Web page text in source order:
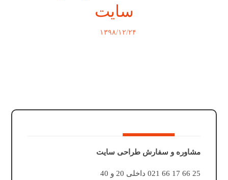
سایت
۱۳۹۸/۱۲/۲۴
مشاوره و سفارش طراحی سایت
25 66 17 66 021 داخلی 20 و 40